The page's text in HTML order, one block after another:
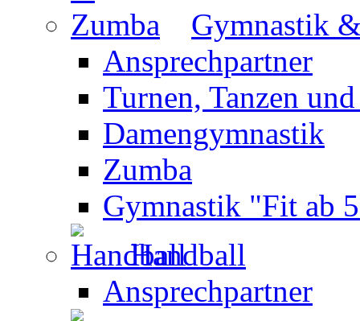
Gymnastik
Ansprechpartner
Turnen, Tanzen
Damengymnastik
Zumba
Gymnastik "Fit ab
Handball
Ansprechpartner